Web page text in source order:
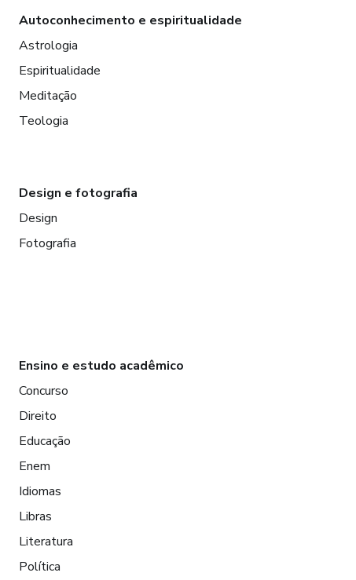
Autoconhecimento e espiritualidade
Astrologia
Espiritualidade
Meditação
Teologia
Design e fotografia
Design
Fotografia
Ensino e estudo acadêmico
Concurso
Direito
Educação
Enem
Idiomas
Libras
Literatura
Política